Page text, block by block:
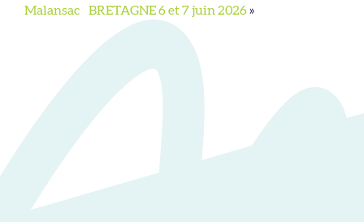
Malansac
BRETAGNE 6 et 7 juin 2026»